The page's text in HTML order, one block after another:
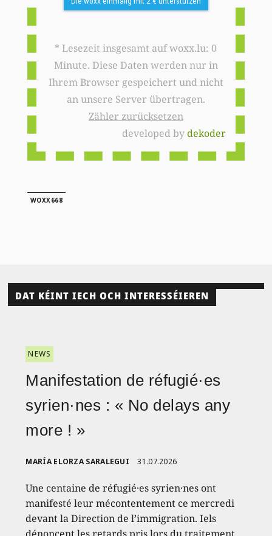
* Lesezeit insgesamt auf woxx.lu: 0
Minute. Diese Daten werden nur in
Ihrem Browser gespeichert und nicht
an unsere Server übertragen.
Zähler zurücksetzen
developed bydekoder
WOXX668
DAT KÉINT IECH OCH INTERESSÉIEREN
NEWS
Manifestation de réfugié·es
syrien·nes : « No delays any
more ! »
MARÍA ELORZA SARALEGUI 31.07.2026
Une centaine de réfugié·es syrien·nes ont
manifesté leur mécontentement ce mercredi
devant la Direction de l’immigration. Iels